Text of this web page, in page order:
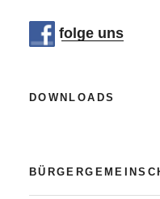
folge uns
DOWNLOADS